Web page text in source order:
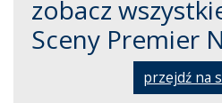
zobacz
Sceny Premier
przejdź na